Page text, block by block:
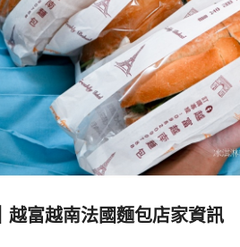
｜越富越南法國麵包店家資訊